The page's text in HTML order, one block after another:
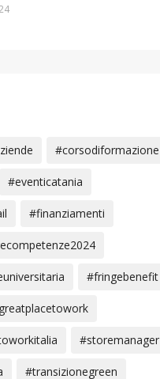
#corsodiformazione
#eventicatania
#finanziamenti
#fringebenefit
#storemanager
#transizionegreen